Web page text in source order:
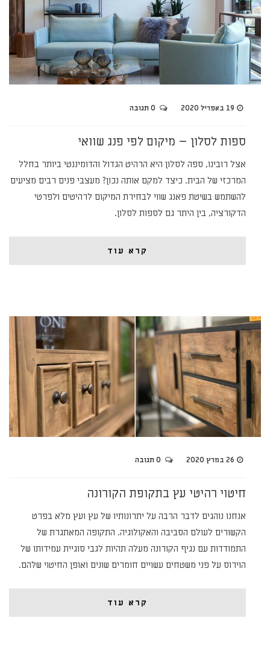
19 באפריל 2020
ספות לסלון – מיקום לפי פנג שוואי
אצל רובינו, ספה לסלון היא הרהיט הגדול והדומיננטי ביותר בחלל
המרכזי של הבית. כיצד למקם אותה נכון? מעצבי פנים רבים מציעים
להשתמש בשיטת פאנג שווי לבחירת המיקום לרהיטים ולפרטי
הדקורציה, בין היתר גם לספות לסלון.
קרא עוד
26 במרץ 2020
חיטוי רהיטי עץ בתקופת הקורונה
אנחנו נוהגים לדבר הרבה על יתרונותיו של עץ ועץ מלא בפרט
הקשורים לעולם הסביבה והאקולוגיה. התקופה המאתגרת של
התמודדות עם נגיף הקורונה מעלה תהיות לגבי סוגיית עמידותו של
הוירוס על פני משטחים עשויים חומרים שונים ואופן החיטוי שלהם.
קרא עוד